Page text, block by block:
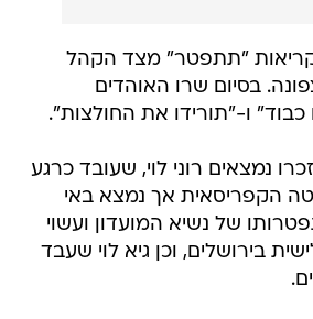
"תתפטר" מצד הקהל
בסיום שרו האוהדים
כבוד" ו-"תורידו את החולצות".
נמצאים רוני לוי, שעובד כרגע
הקפריסאית אך נמצא באי
של נשיא המועדון ועשוי
בירושלים, וכן גיא לוי שעבד